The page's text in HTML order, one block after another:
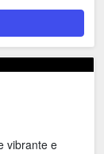
vibrante e